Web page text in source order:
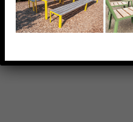
AJOUTER À MA LISTE